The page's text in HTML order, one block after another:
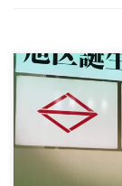
こんにちは、イ
の投稿になって